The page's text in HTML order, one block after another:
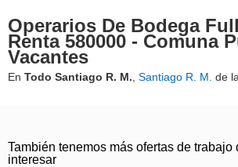
Operarios De Bodega
Renta 580000 - Comuna
Vacantes
En Todo Santiago R. M. Santiago R. M. de
También tenemos más ofertas de trabajo
interesar